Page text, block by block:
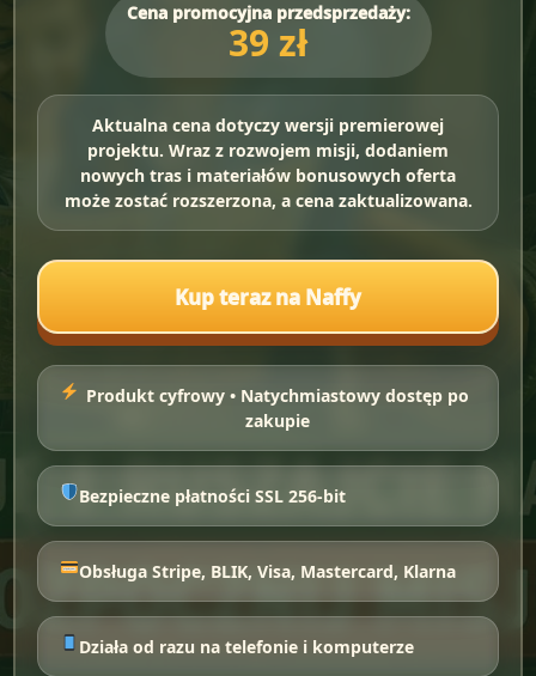
Cena promocyjna przedsprzedaży:
39 zł
Aktualna cena dotyczy wersji premierowej
projektu. Wraz z rozwojem misji, dodaniem
nowych tras i materiałów bonusowych oferta
może zostać rozszerzona, a cena zaktualizowana.
Kup teraz na Naffy
Produkt cyfrowy • Natychmiastowy dostęp po
zakupie
Bezpieczne płatności SSL 256-bit
Obsługa Stripe, BLIK, Visa, Mastercard, Klarna
Działa od razu na telefonie i komputerze